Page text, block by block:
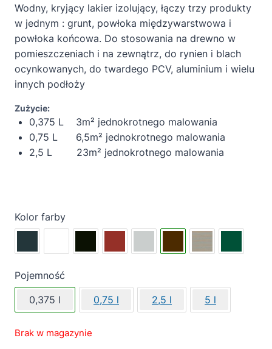
71,38 zł.61,25 zł.
Wodny, kryjący lakier izolujący, łączy trzy produkty
w jednym : grunt, powłoka międzywarstwowa i
powłoka końcowa. Do stosowania na drewno w
pomieszczeniach i na zewnątrz, do rynien i blach
ocynkowanych, do twardego PCV, aluminium i wielu
innych podłoży
Zużycie:
0,375 L 3m² jednokrotnego malowania
0,75 L 6,5m² jednokrotnego malowania
2,5 L 23m² jednokrotnego malowania
Kolor farby
Pojemność
0,375 l
0,75 l 2,5 l 5 l
Brak w magazynie